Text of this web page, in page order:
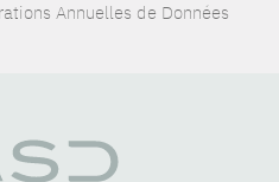
Annuelles de Données